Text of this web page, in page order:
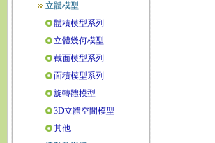
立體模型
體積模型系列
立體幾何模型
截面模型系列
面積模型系列
旋轉體模型
3D立體空間模型
其他